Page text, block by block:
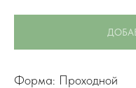
Форма: Проходной